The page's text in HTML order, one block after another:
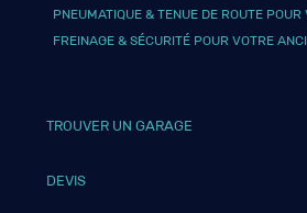
PNEUMATIQUE & TENUE DE ROUTE POUR
FREINAGE & SÉCURITÉ POUR VOTRE
TROUVER UN GARAGE
DEVIS